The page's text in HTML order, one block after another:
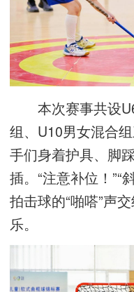
本次赛事共设U6
组、U10男女混合
手们身着护具、脚
插。“注意补位！”“
拍击球的“啪嗒”声
乐。